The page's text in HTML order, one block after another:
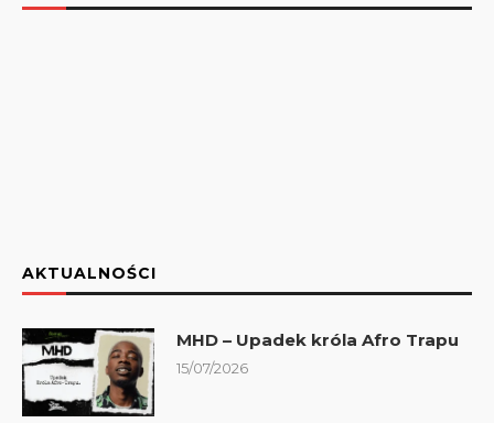
AKTUALNOŚCI
MHD – Upadek króla Afro Trapu
15/07/2026